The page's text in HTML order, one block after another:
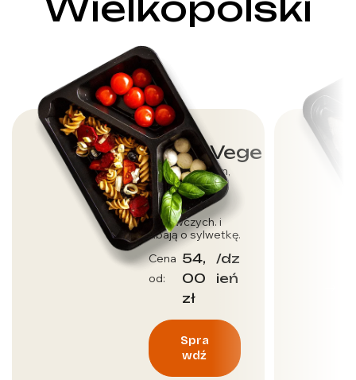
Dieta Vege
Dla wegetarian,
którzy dbają o
dostarczenie
wartości
odżywczych. i
dbają o sylwetkę.
Cena
od:
54,
00
zł
/dz
ień
Spra
wdź